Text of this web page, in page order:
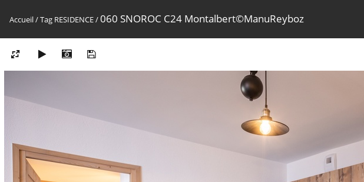
Accueil/Tag RESIDENCE/060 SNOROC C24 Montalbert©ManuReyboz